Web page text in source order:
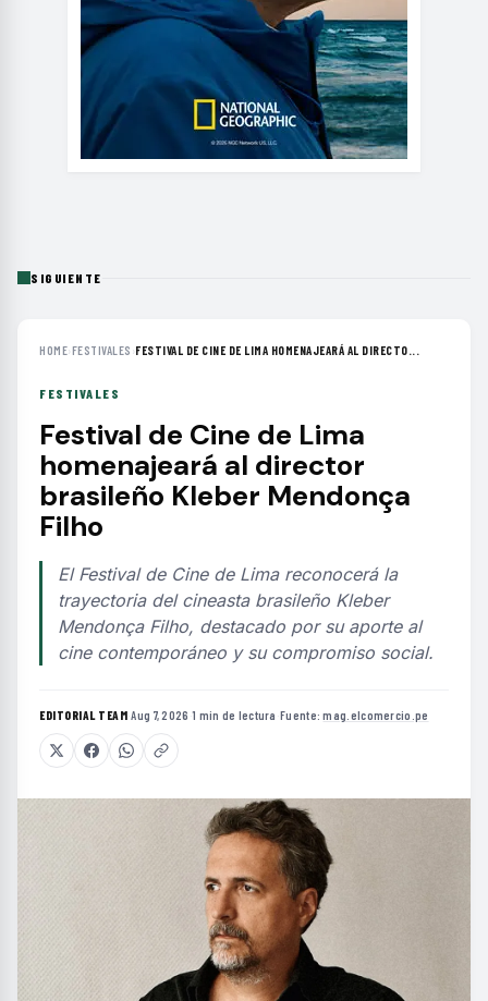
SIGUIENTE
HOME›FESTIVALES ›FESTIVAL DE CINE DE LIMA HOMENAJEARÁ AL DIRECTO...
FESTIVALES
Festival de Cine de Lima
homenajeará al director
brasileño Kleber Mendonça
Filho
El Festival de Cine de Lima reconocerá la
trayectoria del cineasta brasileño Kleber
Mendonça Filho, destacado por su aporte al
cine contemporáneo y su compromiso social.
EDITORIAL TEAM·Aug 7, 2026 ·1 min de lectura ·Fuente:mag.elcomercio.pe